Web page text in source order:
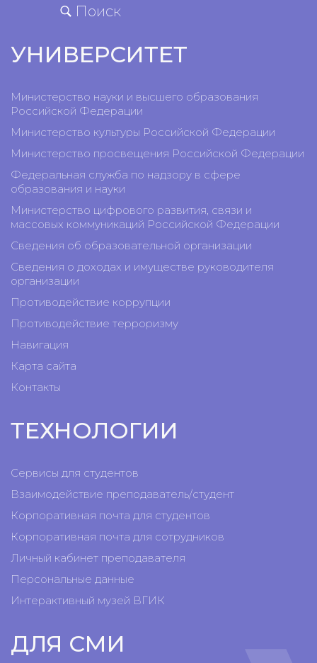
Поиск
УНИВЕРСИТЕТ
Министерство науки и высшего образования
Российской Федерации
Министерство культуры Российской Федерации
Министерство просвещения Российской Федерации
Федеральная служба по надзору в сфере
образования и науки
Министерство цифрового развития, связи и
массовых коммуникаций Российской Федерации
Сведения об образовательной организации
Сведения о доходах и имуществе руководителя
организации
Противодействие коррупции
Противодействие терроризму
Навигация
Карта сайта
Контакты
ТЕХНОЛОГИИ
Сервисы для студентов
Взаимодействие преподаватель/студент
Корпоративная почта для студентов
Корпоративная почта для сотрудников
Личный кабинет преподавателя
Персональные данные
Интерактивный музей ВГИК
ДЛЯ СМИ